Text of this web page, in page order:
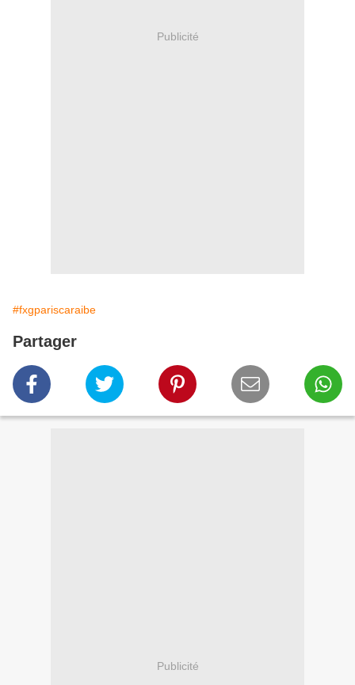
Publicité
#fxgpariscaraibe
Partager
Publicité